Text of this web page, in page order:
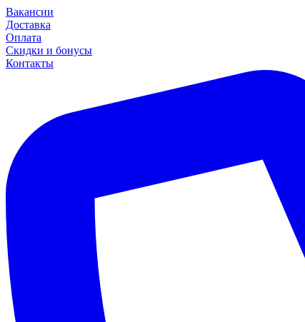
Вакансии
Доставка
Оплата
Скидки и бонусы
Контакты